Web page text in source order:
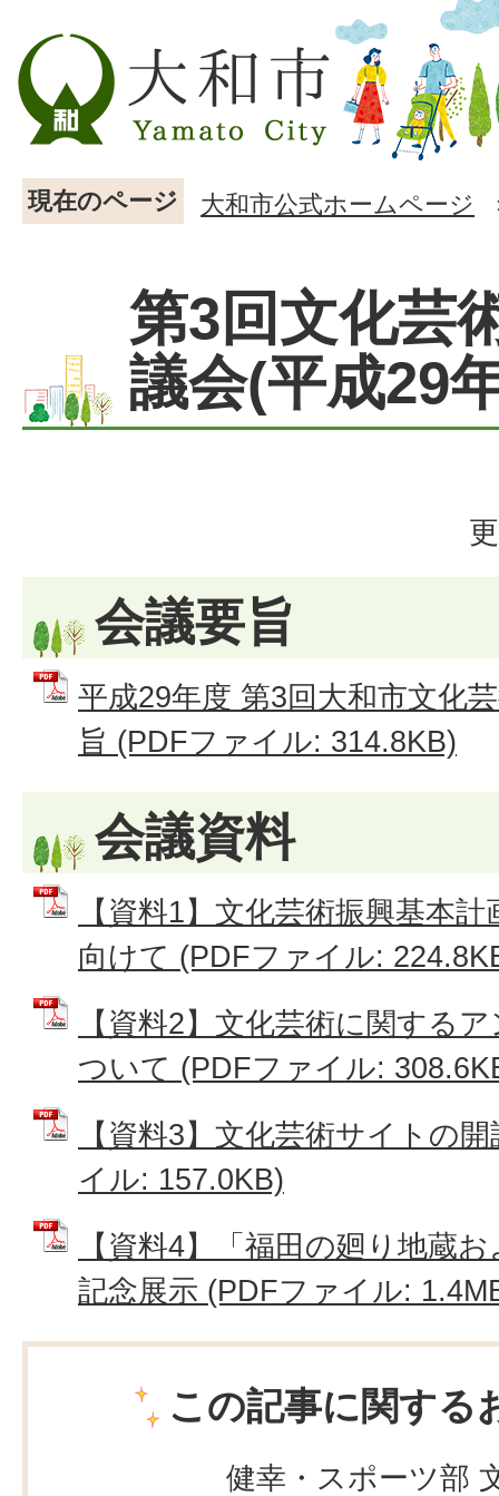
現在のページ 大和市公式ホームページ
第3回文化芸
議会(平成29
会議要旨
平成29年度 第3回大和市文化
旨 (PDFファイル: 314.8KB)
会議資料
【資料1】文化芸術振興基本
向けて (PDFファイル:
【資料2】文化芸術に関する
ついて (PDFファイル:
【資料3】文化芸術サイトの
イル: 157.0KB)
【資料4】「福田の廻り地蔵
記念展示 (PDFファイル:
この記事に関する
健幸・スポーツ部